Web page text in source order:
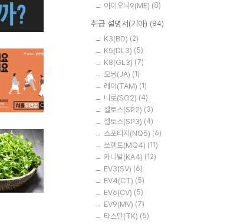
아이오닉9(ME) (8)
취급 설명서(기아) (84)
K3(BD) (2)
K5(DL3) (5)
K8(GL3) (7)
모닝(JA) (1)
레이(TAM) (1)
니로(SG2) (4)
셀토스(SP2) (3)
셀토스(SP3) (4)
스포티지(NQ5) (6)
쏘렌토(MQ4) (11)
카니발(KA4) (12)
EV3(SV) (6)
EV4(CT) (5)
EV6(CV) (5)
EV9(MV) (7)
타스만(TK) (5)